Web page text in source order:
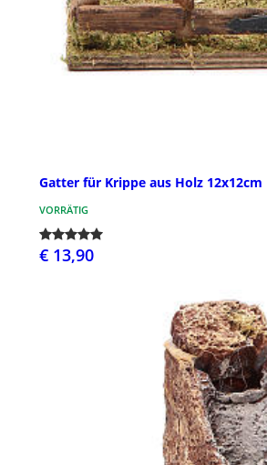
Gatter für Krippe aus Holz 12x12cm
VORRÄTIG
€ 13,90